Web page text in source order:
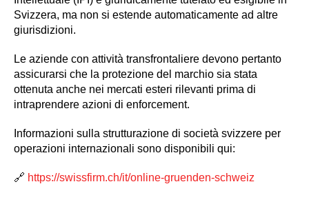
Svizzera, ma non si estende automaticamente ad altre
giurisdizioni.
Le aziende con attività transfrontaliere devono pertanto
assicurarsi che la protezione del marchio sia stata
ottenuta anche nei mercati esteri rilevanti prima di
intraprendere azioni di enforcement.
Informazioni sulla strutturazione di società svizzere per
operazioni internazionali sono disponibili qui:
🔗 https://swissfirm.ch/it/online-gruenden-schweiz